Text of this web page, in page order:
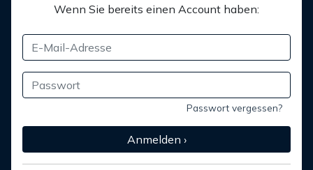
Wenn Sie bereits einen Account haben:
Passwort vergessen?
Anmelden ›